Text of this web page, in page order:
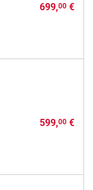
699,00€
599,00€